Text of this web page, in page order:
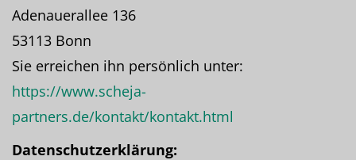
Adenauerallee 136
53113 Bonn
Sie erreichen ihn persönlich unter:
https://www.scheja-
partners.de/kontakt/kontakt.html
Datenschutzerklärung: